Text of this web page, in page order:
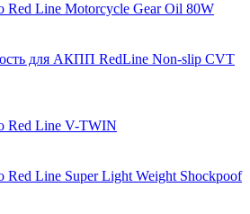
Red Line Motorcycle Gear Oil 80W
для АКПП RedLine Non-slip CVT
Red Line V-TWIN
Red Line Super Light Weight Shockpoof